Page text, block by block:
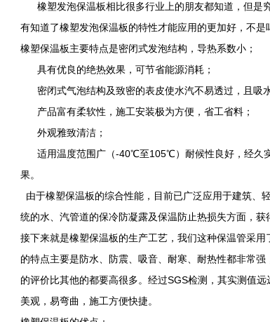
橡塑发泡保温板相比很多行业上的朋友都知道，但是
有知道了橡塑发泡保温板的特性才能应用的更加好，不
橡塑保温板主要特点是密闭式发泡结构，导热系数小；
具有优良的绝热效果，可节省能源消耗；
密闭式气泡结构及致密的表皮使水汽不易透过，且吸
产品富有柔软性，施工安装极为方便，省工省料；
外观雅致清洁；
适用温度范围广（-40℃至105℃）耐候性良好，经久
果。
由于橡塑保温板的综合性能，目前已广泛应用于建筑、
统的水、汽管道的保冷防凝露及保温防止热损失方面，获
接下来就是橡塑保温板的生产工艺，我们这种保温管采
的特点主要是防水、防震、吸音、耐寒、耐热性都非常
的评价比其他的都要高很多。经过SGS检测，其实测值
美观，易弯曲，施工方便快捷。